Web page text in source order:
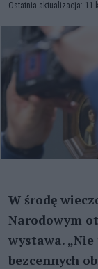
Ostatnia aktualizacja: 11
W środę
Narodowym
wystawa.
bezcennych